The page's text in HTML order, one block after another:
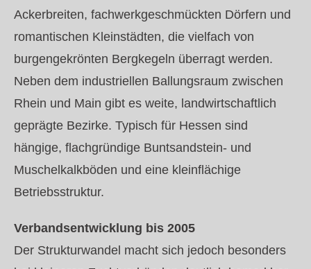
Ackerbreiten, fachwerkgeschmückten Dörfern und
romantischen Kleinstädten, die vielfach von
burgengekrönten Bergkegeln überragt werden.
Neben dem industriellen Ballungsraum zwischen
Rhein und Main gibt es weite, landwirtschaftlich
geprägte Bezirke. Typisch für Hessen sind
hängige, flachgründige Buntsandstein- und
Muschelkalkböden und eine kleinflächige
Betriebsstruktur.
Verbandsentwicklung bis 2005
Der Strukturwandel macht sich jedoch besonders